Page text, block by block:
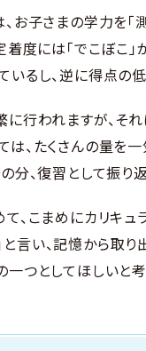
お子さまの学力を「
着度には「でこぼ
るし、逆に得点の
行われますが、それ
、たくさんの量を
分、復習として振
、こまめにカリキュ
言い、記憶から取
つとしてほしいと考